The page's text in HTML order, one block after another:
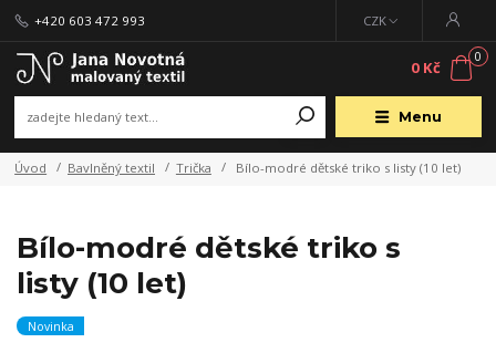
Menu
CZK
+420 603 472 993
0
0 Kč
Úvod Bavlněný textil Trička Bílo-modré dětské triko s listy (10 let)
Bílo-modré dětské triko s
listy (10 let)
Novinka